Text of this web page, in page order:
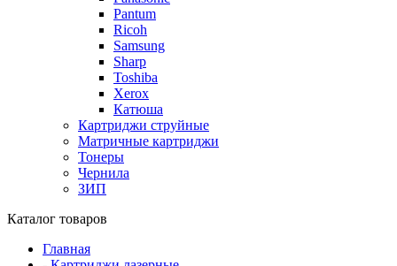
Pantum
Ricoh
Samsung
Sharp
Toshiba
Xerox
Катюша
Картриджи струйные
Матричные картриджи
Тонеры
Чернила
ЗИП
Каталог товаров
Главная